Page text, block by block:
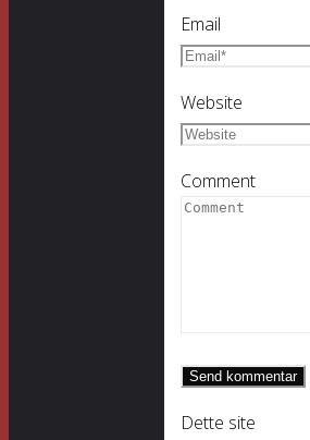
Email
Website
Comment
Dette site